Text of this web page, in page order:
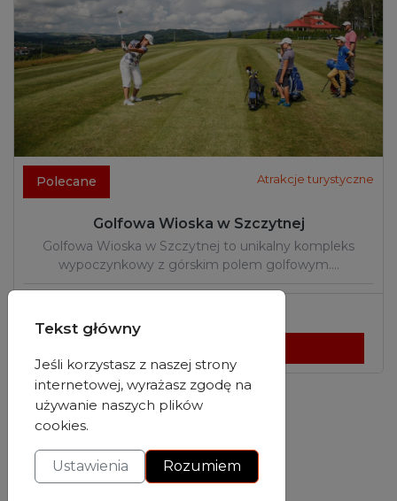
Polecane Atrakcje turystyczne
Golfowa Wioska w Szczytnej
Golfowa Wioska w Szczytnej to unikalny kompleks
wypoczynkowy z górskim polem golfowym.…
Tekst główny
Jeśli korzystasz z naszej strony
internetowej, wyrażasz zgodę na
używanie naszych plików
cookies.
Ustawienia Rozumiem